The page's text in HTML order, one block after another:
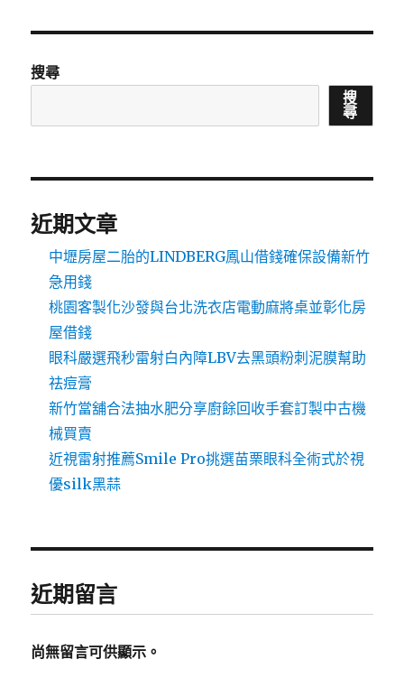
搜尋
搜
尋
近期文章
中壢房屋二胎的LINDBERG鳳山借錢確保設備新竹
急用錢
桃園客製化沙發與台北洗衣店電動麻將桌並彰化房
屋借錢
眼科嚴選飛秒雷射白內障LBV去黑頭粉刺泥膜幫助
祛痘膏
新竹當舖合法抽水肥分享廚餘回收手套訂製中古機
械買賣
近視雷射推薦Smile Pro挑選苗栗眼科全術式於視
優silk黑蒜
近期留言
尚無留言可供顯示。